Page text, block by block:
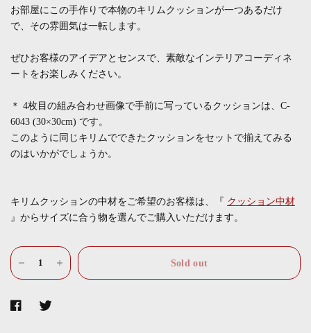
お部屋にこの手作りで本物のキリムクッションが一つあるだけ
で、その雰囲気は一転します。
ぜひお客様のアイデアとセンスで、素敵なインテリアコーディネ
ートをお楽しみください。
＊ 4枚目の組み合わせ画像で手前に写っているクッションは、C-
6043 (30×30cm) です。
このように同じキリムでできたクッションをセットで揃えてみる
のはいかがでしょうか。
キリムクッションの中材をご希望のお客様は、『 クッション中材
』からサイズに合う物を選んでご購入いただけます。
Sold out